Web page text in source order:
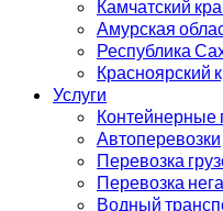
Камчатский
Амурская
Республика
Красноярский
Услуги
Контейнерные
Автоперевозки
Перевозка
Перевозка
Водный